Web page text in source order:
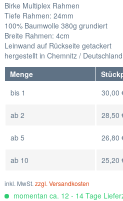
Birke Multiplex Rahmen
Tiefe Rahmen: 24mm
100% Baumwolle 380g grundiert
Breite Rahmen: 4cm
Leinwand auf Rückseite getackert
hergestellt in Chemnitz / Deutschland
Menge
bis 1 30,00
ab2 28,50
ab5 26,80
ab 10 25,20
inkl. MwSt.zzgl. Versandkosten
momentan ca. 12 - 14 Tage